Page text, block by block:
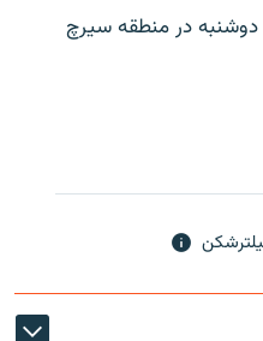
دوشنبه در منطقه سیرچ